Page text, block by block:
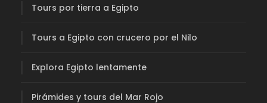
Tours por tierra a Egipto
Tours a Egipto con crucero por el Nilo
Explora Egipto lentamente
Pirámides y tours del Mar Rojo